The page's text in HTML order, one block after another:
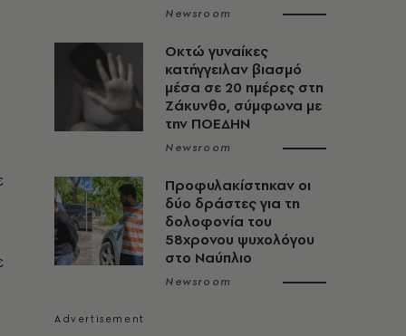
Newsroom
Οκτώ γυναίκες
κατήγγειλαν βιασμό
μέσα σε 20 ημέρες στη
Ζάκυνθο, σύμφωνα με
την ΠΟΕΔΗΝ
Newsroom
Προφυλακίστηκαν οι
δύο δράστες για τη
δολοφονία του
58χρονου ψυχολόγου
στο Ναύπλιο
Newsroom